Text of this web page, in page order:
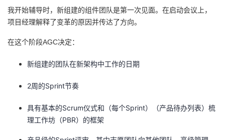
我开始辅导时，新组建的组件团队是第一次见面。在启动会议上，
项目经理解释了变革的原因并传达了方向。
在这个阶段AGC决定：
新组建的团队在新架构中工作的日期
2周的Sprint节奏
具有基本的Scrum仪式和（每个Sprint）（产品待办列表）梳
理工作坊（PBR）的框架